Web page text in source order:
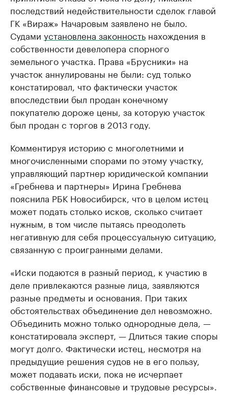
последствий недействительности сделок главой
ГК «Вираж» Начаровым заявлено не было.
Судами установлена законность нахождения в
собственности девелопера спорного
земельного участка. Права «Брусники» на
участок аннулированы не были: суд только
констатировал, что фактически участок
впоследствии был продан конечному
покупателю дороже цены, за которую участок
был продан с торгов в 2013 году.
Комментируя историю с многолетними и
многочисленными спорами по этому участку,
управляющий партнер юридической компании
«Гребнева и партнеры» Ирина Гребнева
пояснила РБК Новосибирск, что в целом истец
может подать столько исков, сколько считает
нужным, в том числе пытаясь преодолеть
негативную для себя процессуальную ситуацию,
связанную с проигранными делами.
«Иски подаются в разный период, к участию в
деле привлекаются разные лица, заявляются
разные предметы и основания. При таких
обстоятельствах объединение дел невозможно.
Объединить можно только однородные дела, —
констатировала эксперт, — Длиться такие споры
могут долго. Фактически истец, несмотря на
предыдущие решения судов не в его пользу,
может подавать иски, пока не исчерпает
собственные финансовые и трудовые ресурсы».